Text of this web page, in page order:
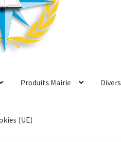
Produits Mairie Divers
(UE)